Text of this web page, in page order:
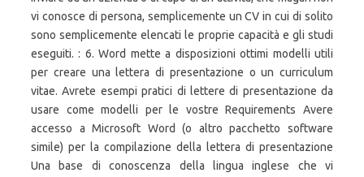
vi conosce di persona, semplicemente un CV in cui di solito
sono semplicemente elencati le proprie capacità e gli studi
eseguiti. : 6. Word mette a disposizioni ottimi modelli utili
per creare una lettera di presentazione o un curriculum
vitae. Avrete esempi pratici di lettere di presentazione da
usare come modelli per le vostre Requirements Avere
accesso a Microsoft Word (o altro pacchetto software
simile) per la compilazione della lettera di presentazione
Una base di conoscenza della lingua inglese che vi